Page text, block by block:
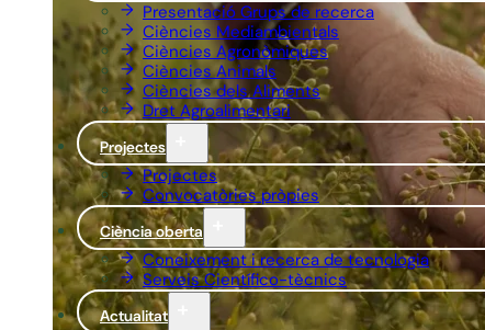
Presentació Grups de recerca
Ciències Mediambientals
Ciències Agronòmiques
Ciències Animals
Ciències dels Aliments
Dret Agroalimentari
Projectes
Projectes
Convocatòries pròpies
Ciència oberta
Coneixement i recerca de tecnologia
Serveis Científico-tècnics
Actualitat